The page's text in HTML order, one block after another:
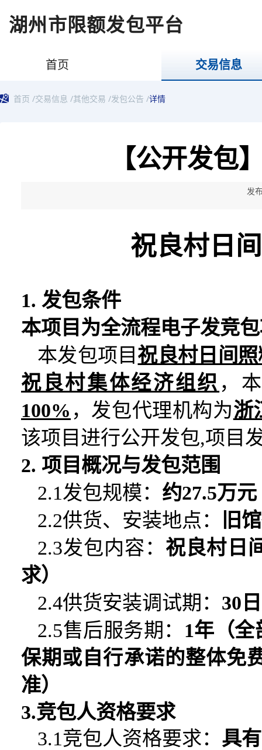
湖州市限额发包平台
首页 交易信息
首页 /交易信息 /其他交易 /发包公告 /详情
【公开发包
发
祝良村日
1. 发包条件
本项目为全流程电子发竞
本发包项目 祝良村日间
祝良村集体经济组织 ，
100% ，发包代理机构为浙
该项目进行公开发包,项目
2. 项目概况与发包范围
2.1发包规模： 约27.5万元
2.2供货、安装地点：
旧
2.3发包内容： 祝良村日
求）
2.4供货安装调试期： 30
2.5售后服务期： 1年（
保期或自行承诺的整体免
准）
3.竞包人资格要求
3.1竞包人资格要求： 具